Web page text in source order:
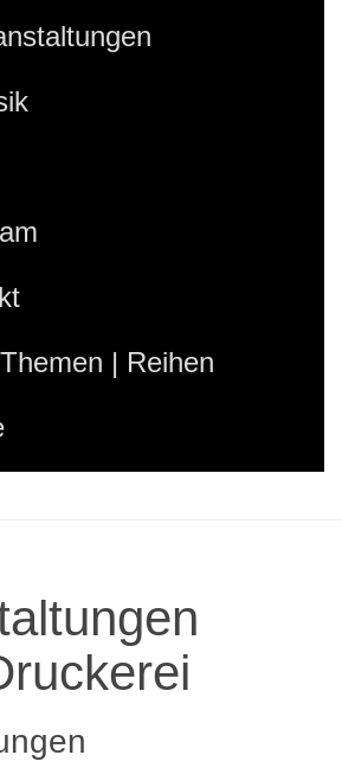
| Reihen